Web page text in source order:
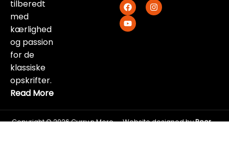
tilberedt
med
kærlighed
og passion
for de
klassiske
opskrifter.
Read More
a
c
e
b
n
s
o
u
t
u
Copyright © 2026 Curry n More
Website designed byPeer